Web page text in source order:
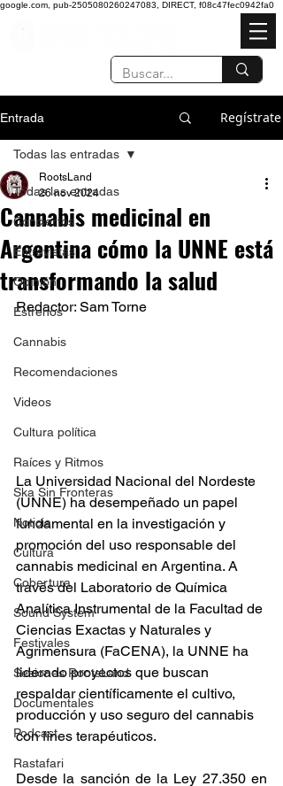
google.com, pub-2505080260247083, DIRECT, f08c47fec0942fa0
Entrada Regístrate
Todas las entradas
Conciertos
Entrevistas
Opinión
Estrenos
Cannabis
Recomendaciones
Videos
Cultura política
Raíces y Ritmos
Ska Sin Fronteras
Noticia
Cultura
Cobertura
Sound System
Festivales
Sesiones RootsLand
Documentales
Podcast
Rastafari
Todas las entradas
Cannabis medicinal en
Argentina cómo la UNNE está
transformando la salud
RootsLand
26 nov 2024
Redactor: Sam Torne
La Universidad Nacional del Nordeste
(UNNE) ha desempeñado un papel
fundamental en la investigación y
promoción del uso responsable del
cannabis medicinal en Argentina. A
través del Laboratorio de Química
Analítica Instrumental de la Facultad de
Ciencias Exactas y Naturales y
Agrimensura (FaCENA), la UNNE ha
liderado proyectos que buscan
respaldar científicamente el cultivo,
producción y uso seguro del cannabis
con fines terapéuticos.
Desde la sanción de la Ley 27.350 en